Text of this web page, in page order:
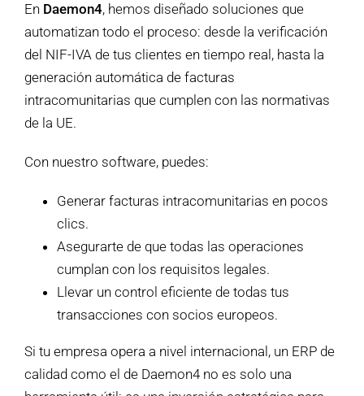
En Daemon4, hemos diseñado soluciones que
automatizan todo el proceso: desde la verificación
del NIF-IVA de tus clientes en tiempo real, hasta la
generación automática de facturas
intracomunitarias que cumplen con las normativas
de la UE.
Con nuestro software, puedes:
Generar facturas intracomunitarias en pocos
clics.
Asegurarte de que todas las operaciones
cumplan con los requisitos legales.
Llevar un control eficiente de todas tus
transacciones con socios europeos.
Si tu empresa opera a nivel internacional, un ERP de
calidad como el de Daemon4 no es solo una